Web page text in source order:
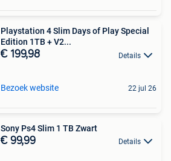
Playstation 4 Slim Days of Play Special
Edition 1TB + V2...
€ 199,98 Details
Bezoek website 22 jul 26
Sony Ps4 Slim 1 TB Zwart
€ 99,99 Details